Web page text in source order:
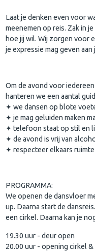
Laat je denken even voor
meenemen op reis. Zak in
hoe jij wil. Wij zorgen voor
je expressie mag geven
Om de avond voor
hanteren we een aantal
✦ we dansen op blote
✦ je mag geluiden maken
✦ telefoon staat op stil en
✦ de avond is vrij van
✦ respecteer elkaars ruimte
PROGRAMMA:
We openen de dansvloer
up. Daarna start de
een cirkel. Daarna kan je
19.30 uur - deur open
20.00 uur - opening cirkel